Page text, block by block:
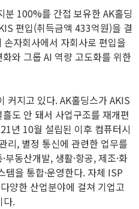
분 100%를 간접 보유한 AK홀딩
편입(취득금액 433억원)을 결
자회사에서 자회사로 편입을
와 그룹 AI 역량 고도화를 위한
커지고 있다. AK홀딩스가 AKIS
도 안 돼서 사업구조를 재개편
년 10월 설립된 이후 컴퓨터시
리, 별정 통신에 관련한 업무를
동산개발, 생활·항공, 제조·화
을 통합·운영한다. 자체 ISP
양한 산업분야에 걸쳐 기업고
다.